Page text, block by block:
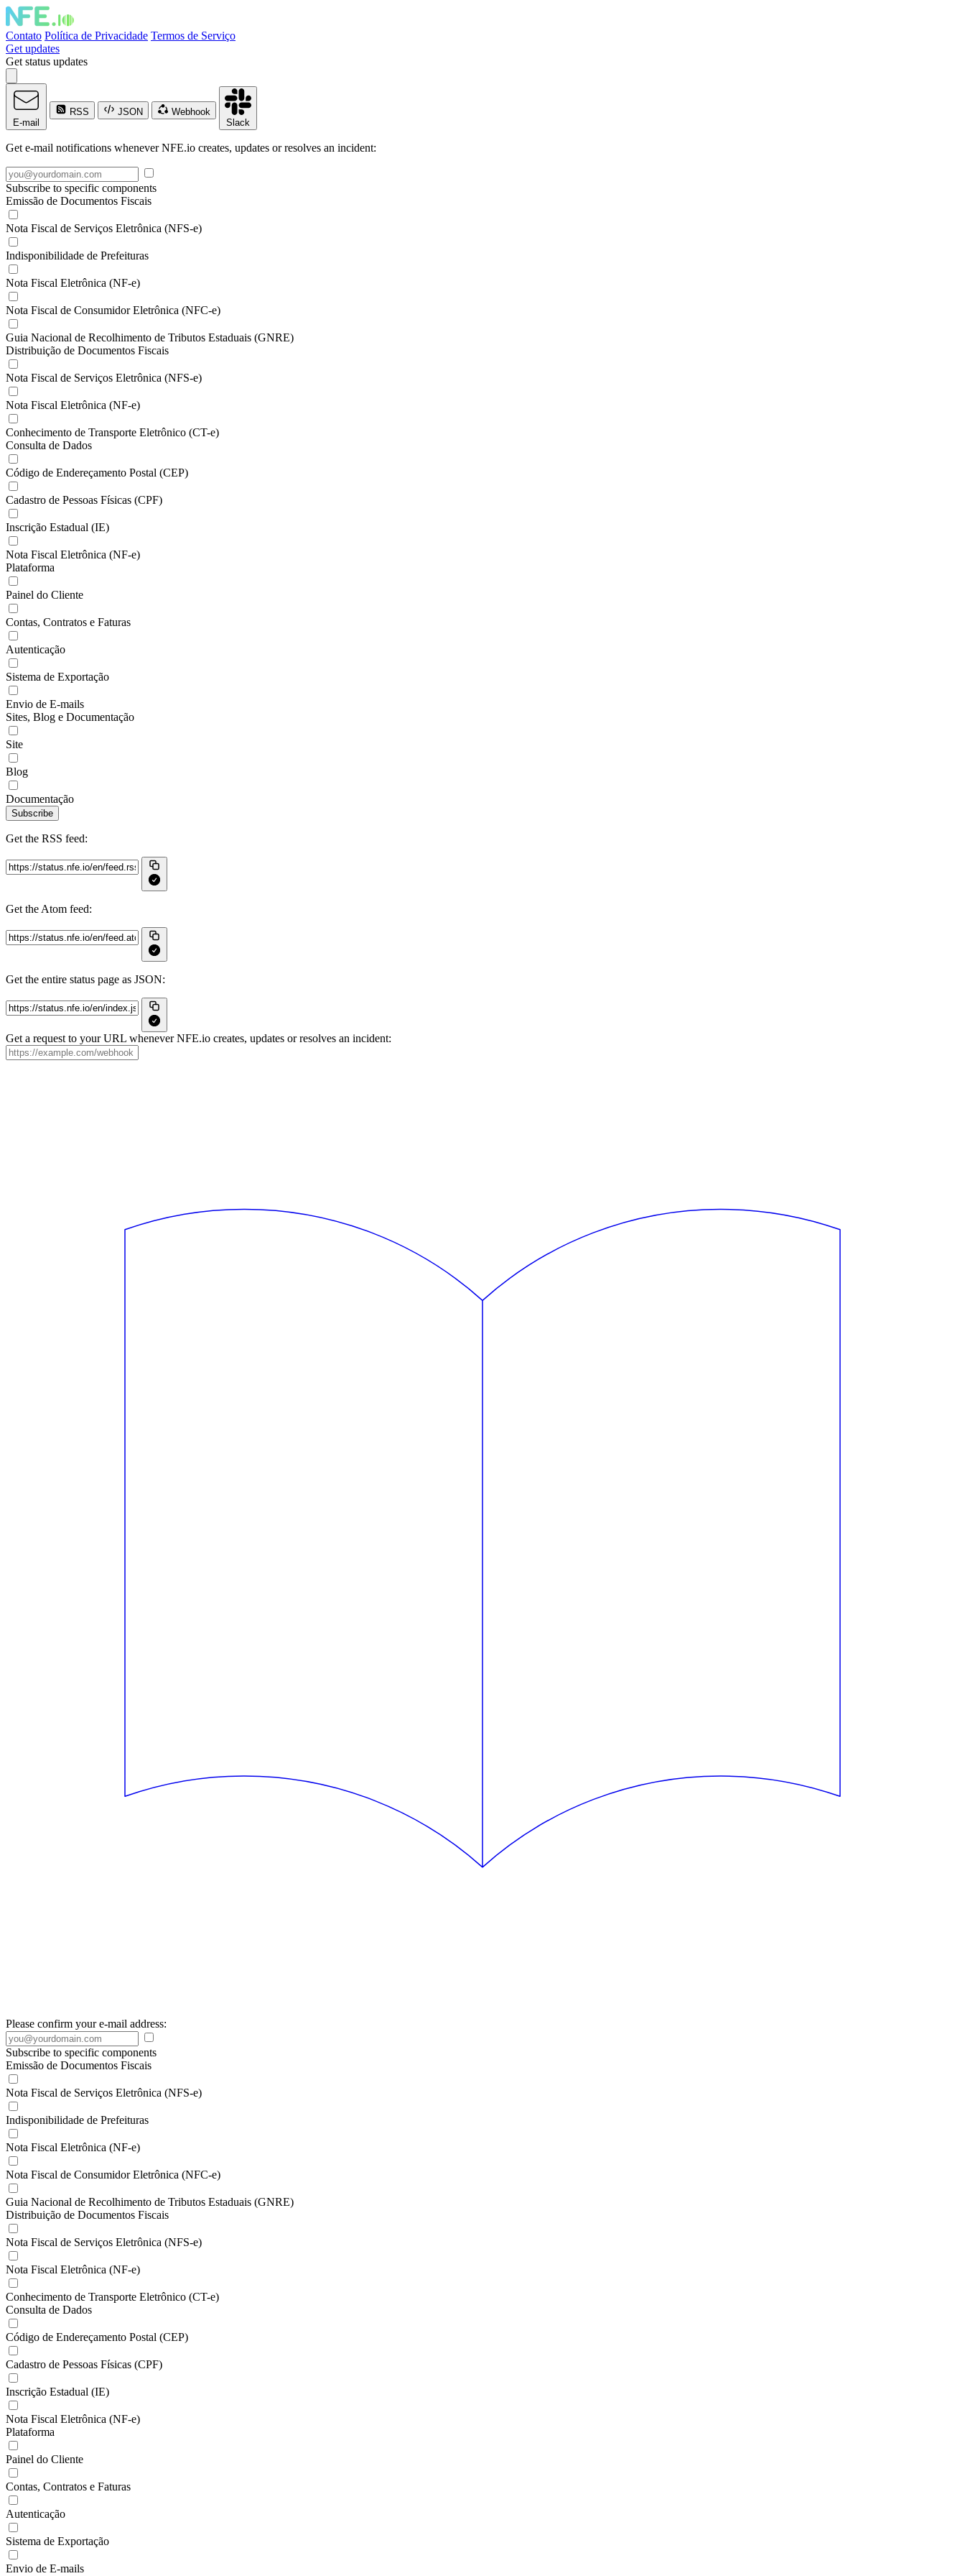
Contato Política de Privacidade Termos de Serviço
Get updates
Get status updates
E-mail
RSS JSON
Webhook
Slack
Get e-mail notifications whenever NFE.io creates, updates or resolves an incident:
Subscribe to specific components
Emissão de Documentos Fiscais
Nota Fiscal de Serviços Eletrônica (NFS-e)
Indisponibilidade de Prefeituras
Nota Fiscal Eletrônica (NF-e)
Nota Fiscal de Consumidor Eletrônica (NFC-e)
Guia Nacional de Recolhimento de Tributos Estaduais (GNRE)
Distribuição de Documentos Fiscais
Nota Fiscal de Serviços Eletrônica (NFS-e)
Nota Fiscal Eletrônica (NF-e)
Conhecimento de Transporte Eletrônico (CT-e)
Consulta de Dados
Código de Endereçamento Postal (CEP)
Cadastro de Pessoas Físicas (CPF)
Inscrição Estadual (IE)
Nota Fiscal Eletrônica (NF-e)
Plataforma
Painel do Cliente
Contas, Contratos e Faturas
Autenticação
Sistema de Exportação
Envio de E-mails
Sites, Blog e Documentação
Site
Blog
Documentação
Subscribe
Get the RSS feed:
Get the Atom feed:
Get the entire status page as JSON:
Get a request to your URL whenever NFE.io creates, updates or resolves an incident:
Please confirm your e-mail address:
Subscribe to specific components
Emissão de Documentos Fiscais
Nota Fiscal de Serviços Eletrônica (NFS-e)
Indisponibilidade de Prefeituras
Nota Fiscal Eletrônica (NF-e)
Nota Fiscal de Consumidor Eletrônica (NFC-e)
Guia Nacional de Recolhimento de Tributos Estaduais (GNRE)
Distribuição de Documentos Fiscais
Nota Fiscal de Serviços Eletrônica (NFS-e)
Nota Fiscal Eletrônica (NF-e)
Conhecimento de Transporte Eletrônico (CT-e)
Consulta de Dados
Código de Endereçamento Postal (CEP)
Cadastro de Pessoas Físicas (CPF)
Inscrição Estadual (IE)
Nota Fiscal Eletrônica (NF-e)
Plataforma
Painel do Cliente
Contas, Contratos e Faturas
Autenticação
Sistema de Exportação
Envio de E-mails